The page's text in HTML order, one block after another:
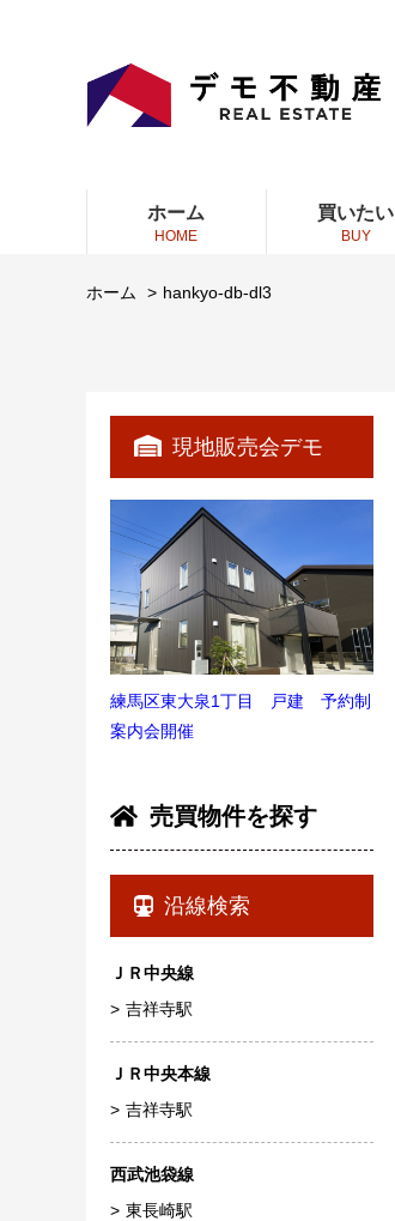
ホーム
HOME
買いたい
BUY
ホーム hankyo-db-dl3
現地販売会デモ
練馬区東大泉1丁目 戸建 予約制
案内会開催
売買物件を探す
沿線検索
ＪＲ中央線
吉祥寺駅
ＪＲ中央本線
吉祥寺駅
西武池袋線
東長崎駅